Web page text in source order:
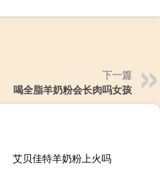
下一篇
喝全脂羊奶粉会长肉吗女孩
艾贝佳特羊奶粉上火吗